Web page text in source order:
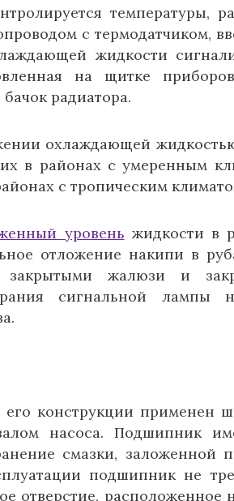
температуры,
с термодатчиком,
жидкости
на щитке
радиатора.
охлаждающей
в районах с умеренным
с тропическим
уровень жидкости в
отложение накипи в
жалюзи и
сигнальной лампы
конструкции применен
насоса. Подшипник
смазки, заложенной
подшипник не
отверстие, расположенное